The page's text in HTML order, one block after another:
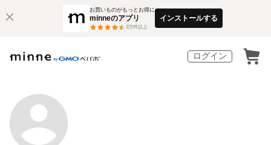
お買いものがもっとお得に
minneのアプリ
3万件以上
インストールする
ログイン